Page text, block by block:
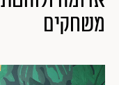
משחקים